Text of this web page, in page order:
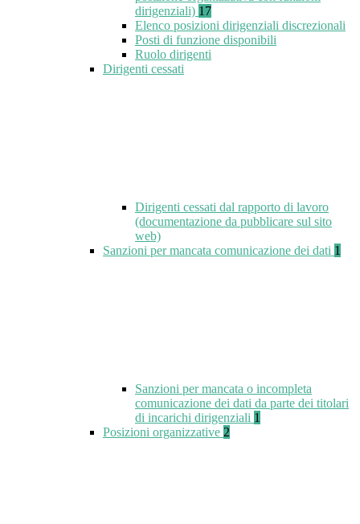
dirigenziali) 17
Elenco posizioni dirigenziali discrezionali
Posti di funzione disponibili
Ruolo dirigenti
Dirigenti cessati
Dirigenti cessati dal rapporto di lavoro
(documentazione da pubblicare sul sito
web)
Sanzioni per mancata comunicazione dei dati 1
Sanzioni per mancata o incompleta
comunicazione dei dati da parte dei titolari
di incarichi dirigenziali 1
Posizioni organizzative 2